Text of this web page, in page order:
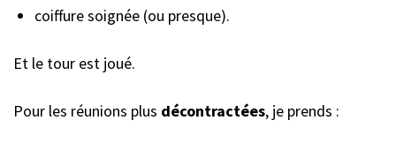
coiffure soignée (ou presque).
Et le tour est joué.
Pour les réunions plus décontractées, je prends :